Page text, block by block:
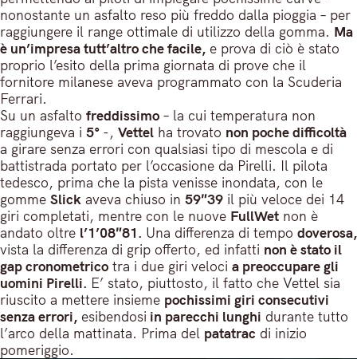
nonostante un asfalto reso più freddo dalla pioggia – per
raggiungere il range ottimale di utilizzo della gomma. Ma
è un’impresa tutt’altro che facile, e prova di ciò è stato
proprio l’esito della prima giornata di prove che il
fornitore milanese aveva programmato con la Scuderia
Ferrari.
Su un asfalto freddissimo – la cui temperatura non
raggiungeva i 5° -, Vettel ha trovato non poche difficoltà
a girare senza errori con qualsiasi tipo di mescola e di
battistrada portato per l’occasione da Pirelli. Il pilota
tedesco, prima che la pista venisse inondata, con le
gomme Slick aveva chiuso in 59″39 il più veloce dei 14
giri completati, mentre con le nuove FullWet non è
andato oltre l’1’08″81. Una differenza di tempo doverosa,
vista la differenza di grip offerto, ed infatti non è stato il
gap cronometrico tra i due giri veloci a preoccupare gli
uomini Pirelli. E’ stato, piuttosto, il fatto che Vettel sia
riuscito a mettere insieme pochissimi giri consecutivi
senza errori, esibendosi in parecchi lunghi durante tutto
l’arco della mattinata. Prima del patatrac di inizio
pomeriggio.